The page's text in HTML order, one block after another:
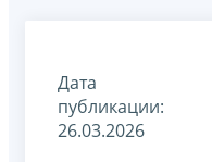
Дата
публикации:
26.03.2026